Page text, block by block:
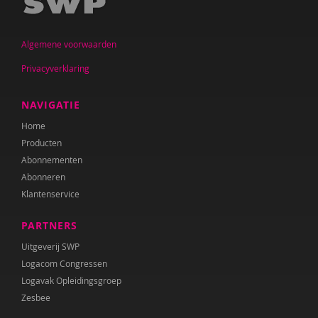
Jan De Mets
Vicky Dellas
A. van Dinther-Erkens
Angela van Dinther-Erkens
Nanne van Doorn
Wieteke van Dort
Lonneke van Elburg
Belinda Fallaux
Paula Fikkert
Yolanda Geleynse
Algemene voorwaarden
Privacyverklaring
NAVIGATIE
Home
Producten
Abonnementen
Abonneren
Klantenservice
PARTNERS
Uitgeverij SWP
Logacom Congressen
Logavak Opleidingsgroep
Zesbee